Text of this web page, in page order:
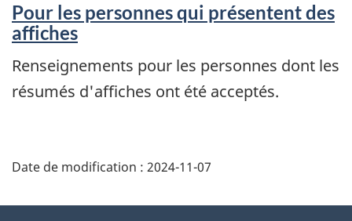
Pour les personnes qui présentent des
affiches
Renseignements pour les personnes dont les
résumés d'affiches ont été acceptés.
Date de modification : 2024-11-07